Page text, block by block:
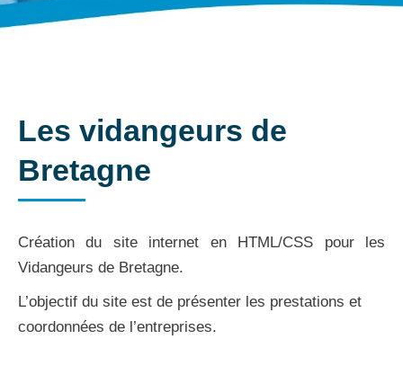
Les vidangeurs de
Bretagne
Création du site internet en HTML/CSS pour les
Vidangeurs de Bretagne.
L’objectif du site est de présenter les prestations et
coordonnées de l’entreprises.